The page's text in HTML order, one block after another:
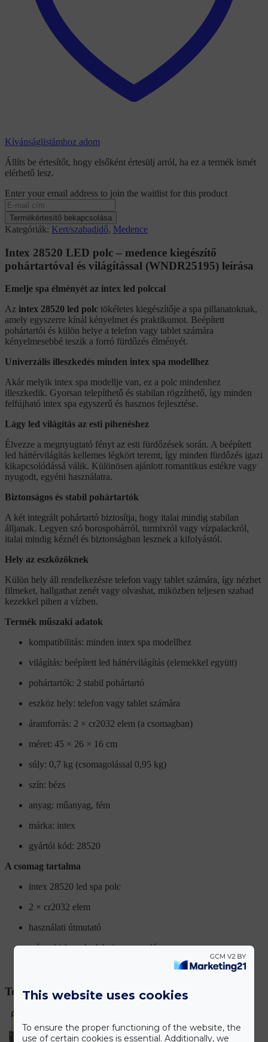
Kívánságlistámhoz adom
Állíts be értesítőt, hogy elsőként értesülj arról, ha ez a termék ismét
elérhető lesz.
Enter your email address to join the waitlist for this product
Termékértesítő bekapcsolása
Kategóriák: Kert/szabadidő, Medence
Intex 28520 LED polc – medence kiegészítő
pohártartóval és világítással (WNDR25195) leírása
Emelje spa élményét az intex led polccal
Az intex 28520 led polc tökéletes kiegészítője a spa pillanatoknak,
amely egyszerre kínál kényelmet és praktikumot. Beépített
pohártartói és külön helye a telefon vagy tablet számára
kényelmesebbé teszik a forró fürdőzés élményét.
Univerzális illeszkedés minden intex spa modellhez
Akár melyik intex spa modellje van, ez a polc mindenhez
illeszkedik. Gyorsan telepíthető és stabilan rögzíthető, így minden
felfújható intex spa egyszerű és hasznos fejlesztése.
Lágy led világítás az esti pihenéshez
Élvezze a megnyugtató fényt az esti fürdőzések során. A beépített
led háttérvilágítás kellemes légkört teremt, így minden fürdőzés igazi
kikapcsolódássá válik. Különösen ajánlott romantikus estékre vagy
nyugodt, egyéni használatra.
Biztonságos és stabil pohártartók
A két integrált pohártartó biztosítja, hogy italai mindig stabilan
álljanak. Legyen szó borospohárról, turmixról vagy vízpalackról,
italai mindig kéznél és biztonságban lesznek a kifolyástól.
Hely az eszközöknek
Külön hely áll rendelkezésre telefon vagy tablet számára, így nézhet
filmeket, hallgathat zenét vagy olvashat, miközben teljesen szabad
kezekkel pihen a vízben.
Termék műszaki adatok
kompatibilitás: minden intex spa modellhez
világítás: beépített led háttérvilágítás (elemekkel együtt)
pohártartók: 2 stabil pohártartó
eszköz hely: telefon vagy tablet számára
áramforrás: 2 × cr2032 elem (a csomagban)
méret: 45 × 26 × 16 cm
súly: 0,7 kg (csomagolással 0,95 kg)
szín: bézs
anyag: műanyag, fém
márka: intex
gyártói kód: 28520
A csomag tartalma
intex 28520 led spa polc
2 × cr2032 elem
használati útmutató
színes kiskereskedelmi csomagolás
Termékek
This website uses cookies
To ensure the proper functioning of the website, the
use of certain cookies is essential. Additionally, we